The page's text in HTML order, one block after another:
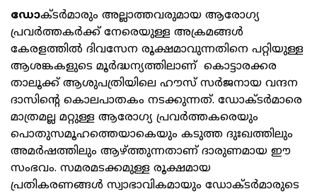
ഡോക്ടര്‍മാരും അല്ലാത്തവരുമായ ആരോഗ്യ
പ്രവര്‍ത്തകര്‍ക്ക് നേരെയുള്ള അക്രമങ്ങള്‍
കേരളത്തില്‍ ദിവസേന രൂക്ഷമാവുന്നതിനെ പറ്റിയുള്ള
ആശങ്കകളുടെ മൂര്‍ദ്ധന്യത്തിലാണ് കൊട്ടാരക്കര
താലൂക്ക് ആശുപത്രിയിലെ ഹൗസ് സര്‍ജനായ വന്ദന
ദാസിന്റെ കൊലപാതകം നടക്കുന്നത്. ഡോക്ടര്‍മാരെ
മാത്രമല്ല മറ്റുള്ള ആരോഗ്യ പ്രവര്‍ത്തകരെയും
പൊതുസമൂഹത്തെയാകെയും കടുത്ത ദുഃഖത്തിലും
അമര്‍ഷത്തിലും ആഴ്ത്തുന്നതാണ് ദാരുണമായ ഈ
സംഭവം. സമരമടക്കമുള്ള രൂക്ഷമായ
പ്രതികരണങ്ങള്‍ സ്വാഭാവികമായും ഡോക്ടര്‍മാരുടെ